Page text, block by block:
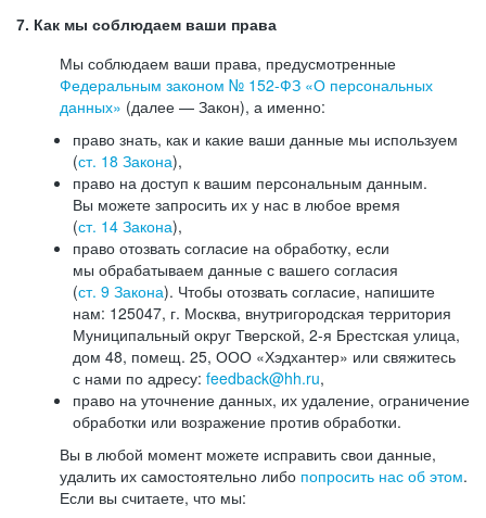
7. Как мы соблюдаем ваши права
Мы соблюдаем ваши права, предусмотренные
Федеральным законом № 152-ФЗ «О персональных
данных» (далее — Закон), а именно:
право знать, как и какие ваши данные мы используем
(ст. 18 Закона),
право на доступ к вашим персональным данным.
Вы можете запросить их у нас в любое время
(ст. 14 Закона),
право отозвать согласие на обработку, если
мы обрабатываем данные с вашего согласия
(ст. 9 Закона). Чтобы отозвать согласие, напишите
нам: 125047, г. Москва, внутригородская территория
Муниципальный округ Тверской, 2-я Брестская улица,
дом 48, помещ. 25, ООО «Хэдхантер» или свяжитесь
с нами по адресу: feedback@hh.ru,
право на уточнение данных, их удаление, ограничение
обработки или возражение против обработки.
Вы в любой момент можете исправить свои данные,
удалить их самостоятельно либо попросить нас об этом.
Если вы считаете, что мы: